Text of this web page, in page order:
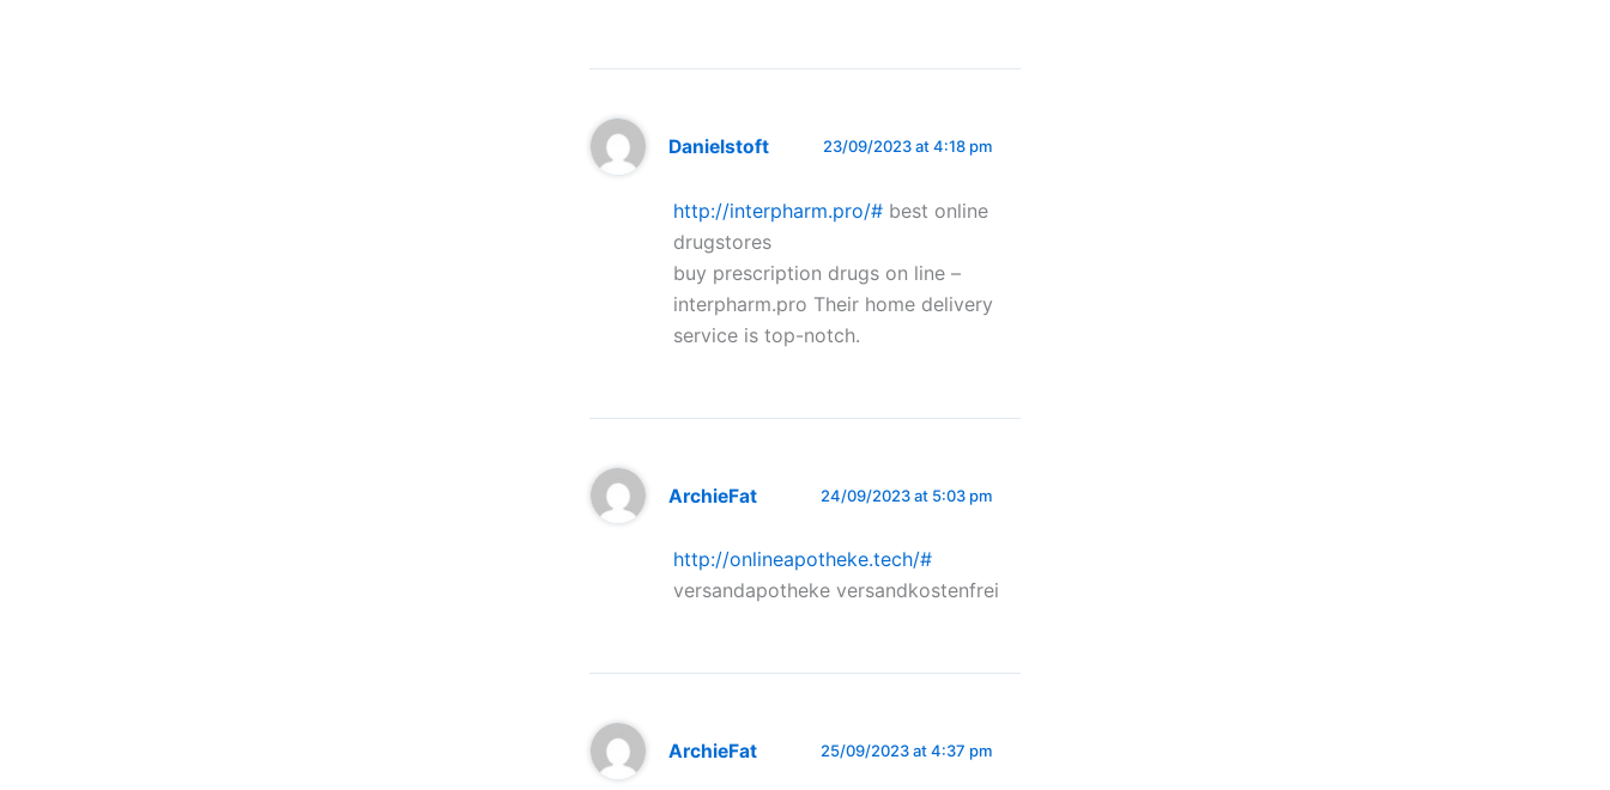
Danielstoft 23/09/2023 at 4:18 pm
http://interpharm.pro/# best online
drugstores
buy prescription drugs on line –
interpharm.pro Their home delivery
service is top-notch.
ArchieFat 24/09/2023 at 5:03 pm
http://onlineapotheke.tech/#
versandapotheke versandkostenfrei
ArchieFat 25/09/2023 at 4:37 pm